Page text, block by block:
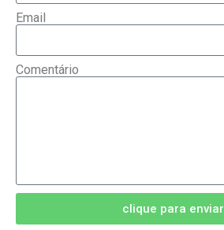
Email
Comentário
clique para enviar